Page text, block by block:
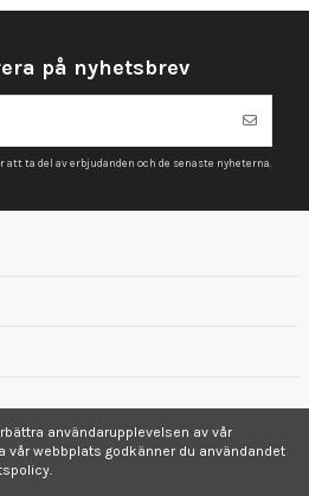
på nyhetsbrev
ta del av erbjudanden och de senaste nyheterna.
användarupplevelsen av vår
vår webbplats godkänner du användandet